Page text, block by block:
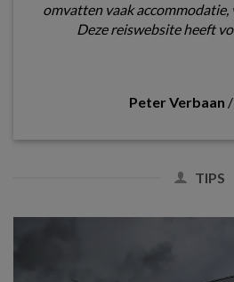
omvatten vaak
Deze reiswebsite heeft
Peter Verbaan /
TIPS